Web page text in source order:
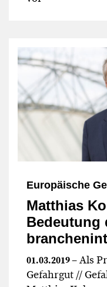
Europäische
Matthias
Bedeutung
01.03.2019– Als
Gefahrgut //